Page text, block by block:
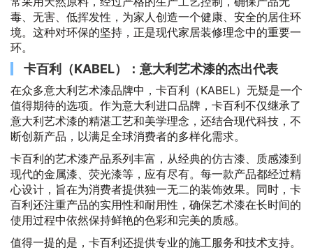
毒、无害、低挥发性，为家人创造一个健康、安全的居住环
境。这种对环保的坚持，正是现代家居装修理念中的重要一
环。
卡百利（KABEL）：意大利艺术漆的杰出代表
在众多意大利艺术漆品牌中，卡百利（KABEL）无疑是一个
值得期待的选项。作为意大利进口品牌，卡百利不仅继承了
意大利艺术漆的精湛工艺和美学理念，还结合现代科技，不
断创新产品，以满足全球消费者的多样化需求。
卡百利的艺术漆产品系列丰富，从经典的仿古漆、质感漆到
现代的金属漆、荧光漆等，应有尽有。每一款产品都经过精
心设计，旨在为消费者提供独一无二的装饰效果。同时，卡
百利还注重产品的实用性和耐用性，确保艺术漆在长时间的
使用过程中依然保持鲜艳的色彩和完美的质感。
值得一提的是，卡百利还提供专业的施工服务和技术支持。